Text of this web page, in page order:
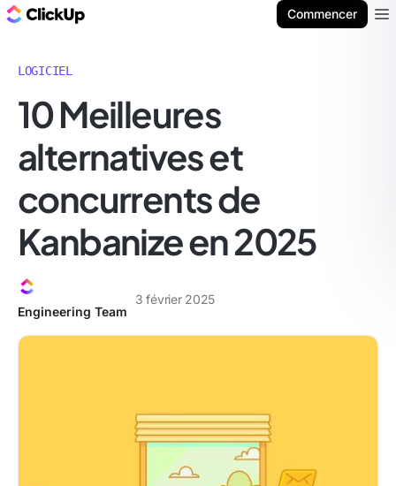
Commencer
LOGICIEL
10 Meilleures
alternatives et
concurrents de
Kanbanize en 2025
Engineering Team
3 février 2025